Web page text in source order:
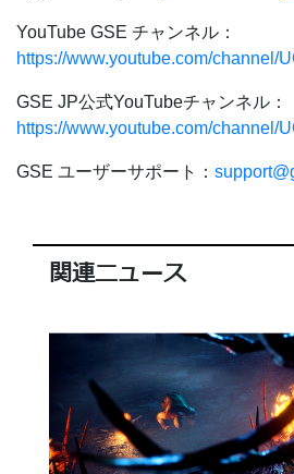
YouTube GSE チャンネル：
https://www.youtube.com/channel/
GSE JP公式YouTubeチャンネル：
https://www.youtube.com/channel/
GSE ユーザーサポート：
関連ニュース